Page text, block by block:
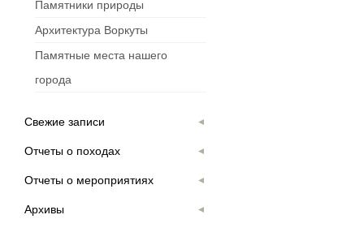
Памятники природы
Архитектура Воркуты
Памятные места нашего
города
Свежие записи
Отчеты о походах
Отчеты о мероприятиях
Архивы